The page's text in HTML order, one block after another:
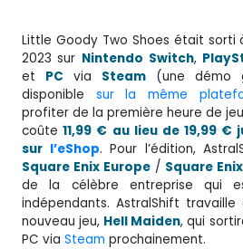
Little Goody Two Shoes était sorti
2023 sur Nintendo Switch,
et PC via Steam (une démo
disponible sur la même
profiter de la première heure de
coûte 11,99 € au lieu de 19,99 €
sur l’eShop. Pour l’édition,
Square Enix Europe / Square
de la célèbre entreprise qui
indépendants. AstralShift
nouveau jeu, Hell Maiden, qui
PC via Steam prochainement.